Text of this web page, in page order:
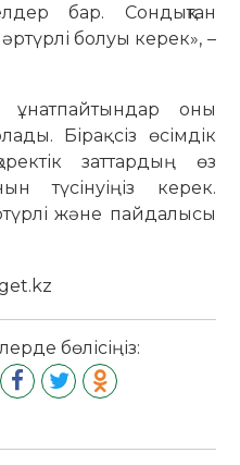
бар. Сондықтан
болуы керек», –
ұнатпайтындар оны
Бірақ сіз өсімдік
заттардың өз
түсінуіңіз керек.
және пайдалысы
бөлісіңіз: